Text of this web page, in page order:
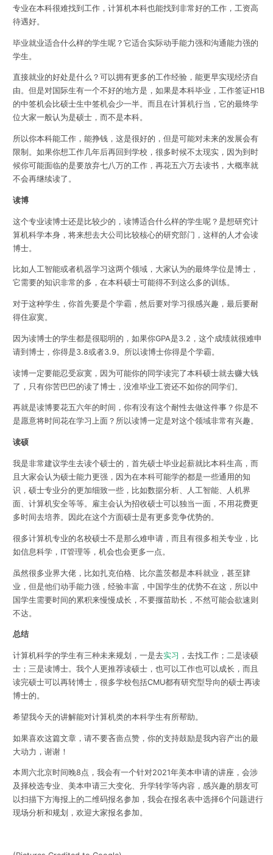
专业在本科很难找到工作，计算机本科也能找到非常好的工作，工资高
待遇好。
毕业就业适合什么样的学生呢？它适合实际动手能力强和沟通能力强的
学生。
直接就业的好处是什么？可以拥有更多的工作经验，能更早实现经济自
由。但是对国际生有一个不好的地方是，如果是本科毕业，工作签证H1B
的中签机会比硕士生中签机会少一半。而且在计算机行当，它的最终学
位大家一般认为是硕士，而不是本科。
所以你本科能工作，能挣钱，这是很好的，但是可能对未来的发展会有
限制。如果你想工作几年后再回到学校，很多时候不太现实，因为到时
候你可能面临的是要放弃七八万的工作，再花五六万去读书，大概率就
不会再继续读了。
读博
这个专业读博士还是比较少的，读博适合什么样的学生呢？是想研究计
算机科学本身，将来想去大公司比较核心的研究部门，这样的人才会读
博士。
比如人工智能或者机器学习这两个领域，大家认为的最终学位是博士，
它需要的知识非常的多，在本科硕士可能得不到这么多的训练。
对于这种学生，你首先要是个学霸，然后要对学习很感兴趣，最后要耐
得住寂寞。
因为读博士的学生都是很聪明的，如果你GPA是3.2，这个成绩就很难申
请到博士，你得是3.8或者3.9。所以读博士你得是个学霸。
读博一定要能忍受寂寞，因为可能你的同学读完了本科硕士就去赚大钱
了，只有你苦巴巴的读了博士，没准毕业工资还不如你的同学们。
再就是读博要花五六年的时间，你有没有这个耐性去做这件事？你是不
是愿意将时间花在学习上面？所以读博一定是对这个领域非常有兴趣。
读硕
我是非常建议学生去读个硕士的，首先硕士毕业起薪就比本科生高，而
且大家会认为硕士能力更强，因为在本科可能学的都是一些通用的知
识，硕士专业分的更加细致一些，比如数据分析、人工智能、人机界
面、计算机安全等等。雇主会认为招收硕士可以独当一面，不用花费更
多时间去培养。因此在这个方面硕士是有更多竞争优势的。
很多计算机专业的名校硕士不是那么难申请，而且有很多相关专业，比
如信息科学，IT管理等，机会也会更多一点。
虽然很多业界大佬，比如扎克伯格、比尔盖茨都是本科就业，甚至肄
业，但是他们动手能力强，经验丰富，中国学生的优势不在这，所以中
国学生需要时间的累积来慢慢成长，不要揠苗助长，不然可能会欲速则
不达。
总结
计算机科学的学生有三种未来规划，一是去实习 ，去找工作；二是读硕
士；三是读博士。我个人更推荐读硕士，也可以工作也可以成长，而且
读完硕士可以再转博士，很多学校包括CMU都有研究型导向的硕士再读
博士的。
希望我今天的讲解能对计算机类的本科学生有所帮助。
如果喜欢这篇文章，请不要吝啬点赞，你的支持鼓励是我内容产出的最
大动力，谢谢！
本周六北京时间晚8点，我会有一个针对2021年美本申请的讲座，会涉
及择校选专业、美本申请三大变化、升学转学等内容，感兴趣的朋友可
以扫描下方海报上的二维码报名参加，我会在报名表中选择6个问题进行
现场分析和规划，欢迎大家报名参加。